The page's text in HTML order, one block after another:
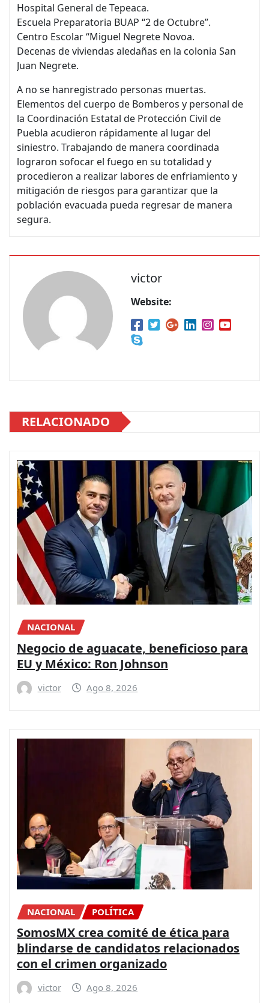
Hospital General de Tepeaca.
Escuela Preparatoria BUAP “2 de Octubre”.
Centro Escolar “Miguel Negrete Novoa.
Decenas de viviendas aledañas en la colonia San
Juan Negrete.
A no se hanregistrado personas muertas.
Elementos del cuerpo de Bomberos y personal de
la Coordinación Estatal de Protección Civil de
Puebla acudieron rápidamente al lugar del
siniestro. Trabajando de manera coordinada
lograron sofocar el fuego en su totalidad y
procedieron a realizar labores de enfriamiento y
mitigación de riesgos para garantizar que la
población evacuada pueda regresar de manera
segura.
victor
Website:
RELACIONADO
NACIONAL
Negocio de aguacate, beneficioso para
EU y México: Ron Johnson
victor Ago 8, 2026
NACIONAL POLÍTICA
SomosMX crea comité de ética para
blindarse de candidatos relacionados
con el crimen organizado
victor Ago 8, 2026